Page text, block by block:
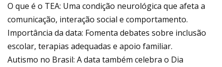
O que é o TEA: Uma condição neurológica que afeta a
comunicação, interação social e comportamento.
Importância da data: Fomenta debates sobre inclusão
escolar, terapias adequadas e apoio familiar.
Autismo no Brasil: A data também celebra o Dia